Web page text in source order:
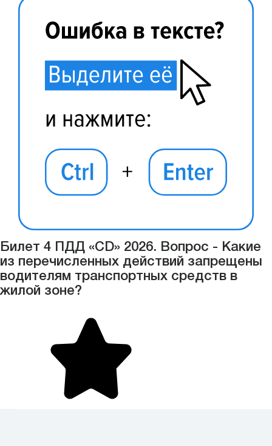
Билет 4 ПДД «CD» 2026. Вопрос - Какие
из перечисленных действий запрещены
водителям транспортных средств в
жилой зоне?